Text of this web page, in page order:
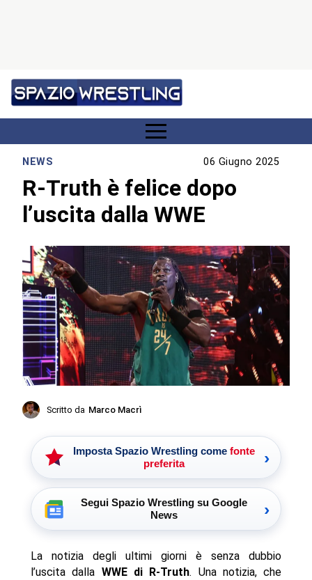
NEWS 06 Giugno 2025
R-Truth è felice dopo
l’uscita dalla WWE
Scritto da Marco Macrì
Imposta Spazio Wrestling come fonte
preferita
›
Segui Spazio Wrestling su Google
News
›
La notizia degli ultimi giorni è senza dubbio
l’uscita dalla WWE di R-Truth. Una notizia, che